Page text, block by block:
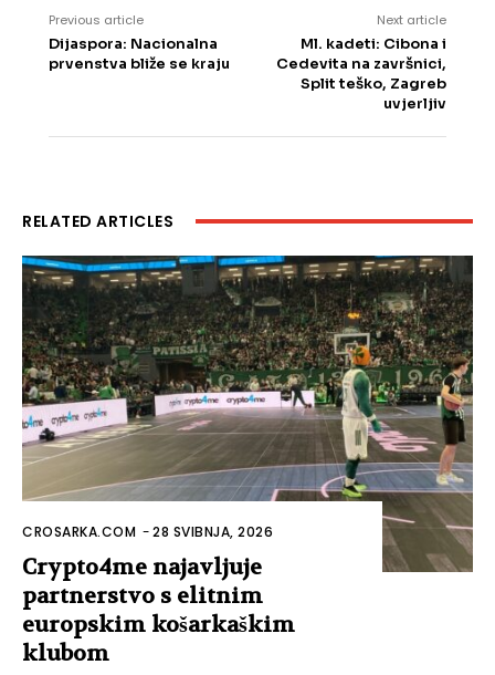
Previous article
Dijaspora: Nacionalna
prvenstva bliže se kraju
Next article
Ml. kadeti: Cibona i
Cedevita na završnici,
Split teško, Zagreb
uvjerljiv
RELATED ARTICLES
CROSARKA.COM -28 SVIBNJA, 2026
Crypto4me najavljuje
partnerstvo s elitnim
europskim košarkaškim
klubom